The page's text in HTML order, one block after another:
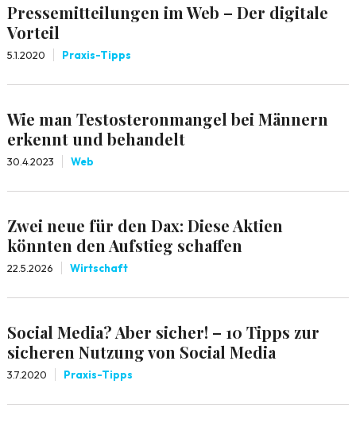
Pressemitteilungen im Web – Der digitale
Vorteil
5.1.2020 Praxis-Tipps
Wie man Testosteronmangel bei Männern
erkennt und behandelt
30.4.2023 Web
Zwei neue für den Dax: Diese Aktien
könnten den Aufstieg schaffen
22.5.2026 Wirtschaft
Social Media? Aber sicher! – 10 Tipps zur
sicheren Nutzung von Social Media
3.7.2020 Praxis-Tipps